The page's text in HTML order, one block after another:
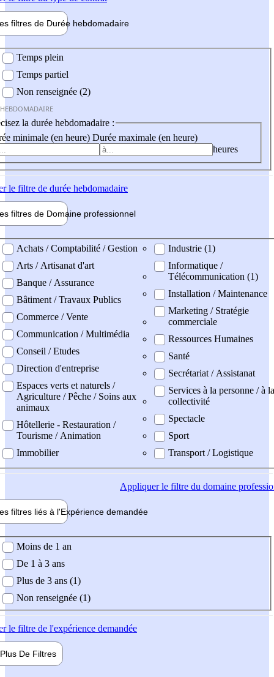
filtres de Durée hebdomadaire
Temps plein
Temps partiel
Non renseignée (2)
la durée hebdomadaire :
minimale (en heure) Durée maximale (en heure)
heures
le filtre de durée hebdomadaire
filtres de Domaine professionnel
professionel
Achats / Comptabilité / Gestion
Arts / Artisanat d'art
Banque / Assurance
Bâtiment / Travaux Publics
Commerce / Vente
Communication / Multimédia
Conseil / Etudes
Direction d'entreprise
Espaces verts et naturels /
Agriculture / Pêche / Soins aux
animaux
Hôtellerie - Restauration /
Tourisme / Animation
Immobilier
Industrie (1)
Informatique /
Télécommunication (1)
Installation / Maintenance
Marketing / Stratégie
commerciale
Ressources Humaines
Santé
Secrétariat / Assistanat
Services à la personne / à la
collectivité
Spectacle
Sport
Transport / Logistique
Appliquerle filtre du domaine
filtres liés à l'Expérience demandée
demandée
Moins de 1 an
De 1 à 3 ans
Plus de 3 ans (1)
Non renseignée (1)
le filtre de l'expérience demandée
Plus De Filtres